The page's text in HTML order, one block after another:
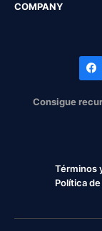
COMPANY
Consigue
Términos
Política